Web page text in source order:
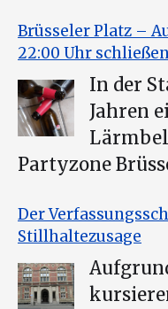
Brüsseler Platz –
22:00 Uhr
In der
Jahren
Partyzone
Der
Stillhaltezusage